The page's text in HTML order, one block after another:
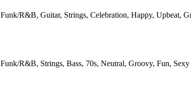
Funk/R&B, Guitar, Strings, Celebration, Happy, Upbeat,
Funk/R&B, Strings, Bass, 70s, Neutral, Groovy, Fun, Sexy